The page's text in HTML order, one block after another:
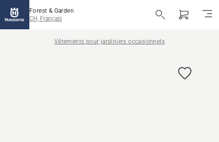
Forest & Garden
CH, Français
Vêtements pour jardiniers occasionnels